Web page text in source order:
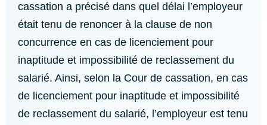
cassation a précisé dans quel délai l’employeur
était tenu de renoncer à la clause de non
concurrence en cas de licenciement pour
inaptitude et impossibilité de reclassement du
salarié. Ainsi, selon la Cour de cassation, en cas
de licenciement pour inaptitude et impossibilité
de reclassement du salarié, l’employeur est tenu